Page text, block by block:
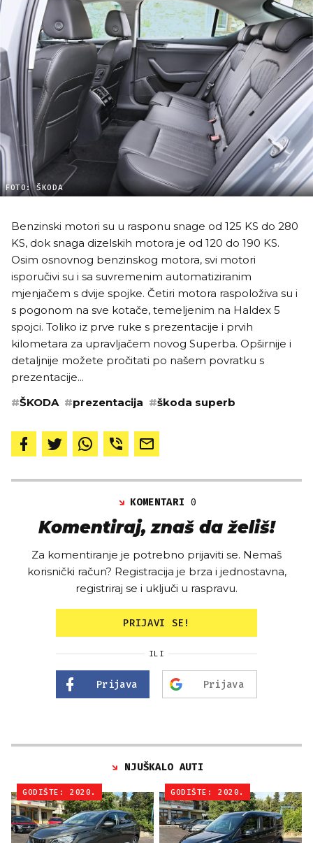
FOTO: ŠKODA
Benzinski motori su u rasponu snage od 125 KS do 280
KS, dok snaga dizelskih motora je od 120 do 190 KS.
Osim osnovnog benzinskog motora, svi motori
isporučivi su i sa suvremenim automatiziranim
mjenjačem s dvije spojke. Četiri motora raspoloživa su i
s pogonom na sve kotače, temeljenim na Haldex 5
spojci. Toliko iz prve ruke s prezentacije i prvih
kilometara za upravljačem novog Superba. Opširnije i
detaljnije možete pročitati po našem povratku s
prezentacije...
#ŠKODA #prezentacija #škoda superb
KOMENTARI0
Komentiraj, znaš da želiš!
Za komentiranje je potrebno prijaviti se. Nemaš
korisnički račun? Registracija je brza i jednostavna,
registriraj se i uključi u raspravu.
PRIJAVI SE!
ILI
Prijava Prijava
NJUŠKALO AUTI
GODIŠTE: 2020. GODIŠTE: 2020.